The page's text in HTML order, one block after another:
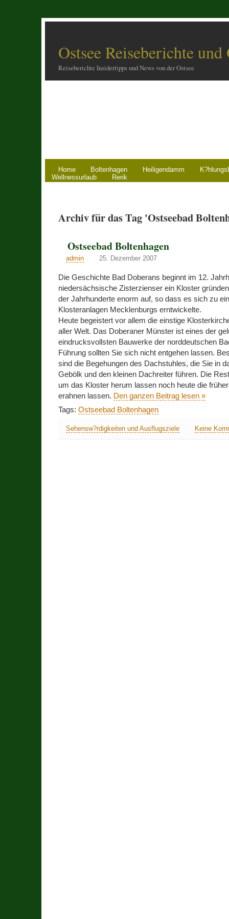
Ostsee Reiseberichte
Reiseberichte Insidertipps und News von der Ostsee
Home Boltenhagen Heiligendamm
Wellnessurlaub
Rerik
Archiv für das Tag 'Ostseebad
Ostseebad Boltenhagen
admin 25. Dezember 2007
Die Geschichte Bad Doberans beginnt im 12.
niedersächsische Zisterzienser ein Kloster
der Jahrhunderte enorm auf, so dass es sich zu
Klosteranlagen Mecklenburgs erntwickelte.
Heute begeistert vor allem die einstige
aller Welt. Das Doberaner Münster ist eines der
eindrucksvollsten Bauwerke der norddeutschen
Führung sollten Sie sich nicht entgehen lassen.
sind die Begehungen des Dachstuhles, die Sie in
Gebölk und den kleinen Dachreiter führen. Die
um das Kloster herum lassen noch heute die
erahnen lassen. Den ganzen Beitrag lesen »
Tags: Ostseebad Boltenhagen
Sehensw?rdigkeiten und Ausflugsziele Keine